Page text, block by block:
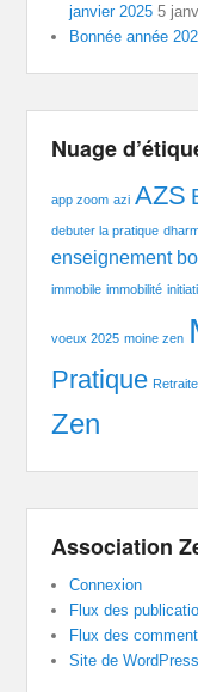
janvier 2025 5
Bonnée année
Nuage
app zoom azi AZS
debuter la pratique
enseignement
immobile immobilité
voeux 2025 moine zen
Pratique Retraite
Zen
Association
Connexion
Flux des
Flux des
Site de